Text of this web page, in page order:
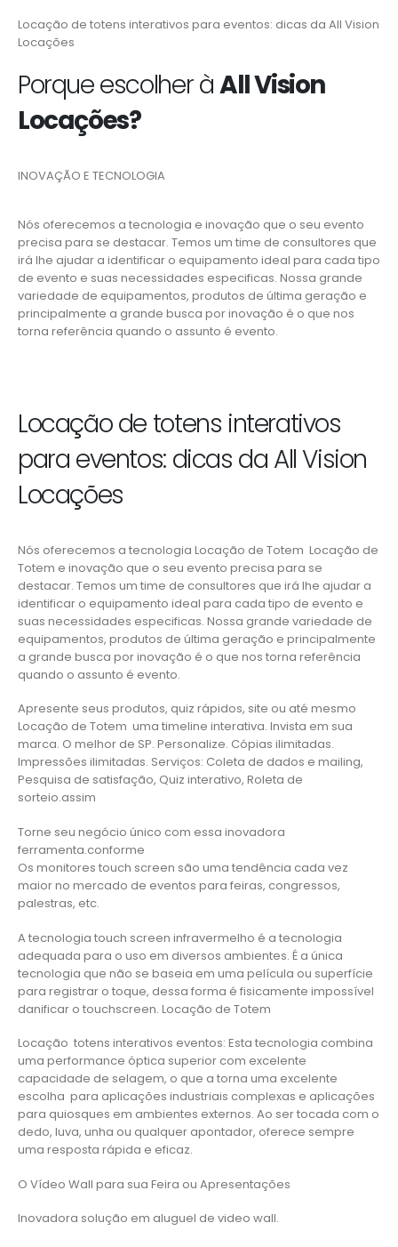
Locação de totens interativos para eventos: dicas da All Vision
Locações
Porque escolher àAll Vision
Locações?
INOVAÇÃO E TECNOLOGIA
Nós oferecemos a tecnologia e inovação que o seu evento
precisa para se destacar. Temos um time de consultores que
irá lhe ajudar a identificar o equipamento ideal para cada tipo
de evento e suas necessidades especificas. Nossa grande
variedade de equipamentos, produtos de última geração e
principalmente a grande busca por inovação é o que nos
torna referência quando o assunto é evento.
Locação de totens interativos
para eventos: dicas da All Vision
Locações
Nós oferecemos a tecnologia Locação de Totem Locação de
Totem e inovação que o seu evento precisa para se
destacar. Temos um time de consultores que irá lhe ajudar a
identificar o equipamento ideal para cada tipo de evento e
suas necessidades especificas. Nossa grande variedade de
equipamentos, produtos de última geração e principalmente
a grande busca por inovação é o que nos torna referência
quando o assunto é evento.
Apresente seus produtos, quiz rápidos, site ou até mesmo
Locação de Totem uma timeline interativa. Invista em sua
marca. O melhor de SP. Personalize. Cópias ilimitadas.
Impressões ilimitadas. Serviços: Coleta de dados e mailing,
Pesquisa de satisfação, Quiz interativo, Roleta de
sorteio.assim
Torne seu negócio único com essa inovadora
ferramenta.conforme
Os monitores touch screen são uma tendência cada vez
maior no mercado de eventos para feiras, congressos,
palestras, etc.
A tecnologia touch screen infravermelho é a tecnologia
adequada para o uso em diversos ambientes. É a única
tecnologia que não se baseia em uma película ou superfície
para registrar o toque, dessa forma é fisicamente impossível
danificar o touchscreen. Locação de Totem
Locação totens interativos eventos: Esta tecnologia combina
uma performance óptica superior com excelente
capacidade de selagem, o que a torna uma excelente
escolha para aplicações industriais complexas e aplicações
para quiosques em ambientes externos. Ao ser tocada com o
dedo, luva, unha ou qualquer apontador, oferece sempre
uma resposta rápida e eficaz.
O Vídeo Wall para sua Feira ou Apresentações
Inovadora solução em aluguel de video wall.